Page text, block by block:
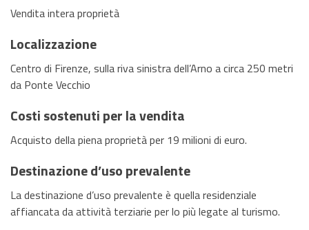
Vendita intera proprietà
Localizzazione
Centro di Firenze, sulla riva sinistra dell’Arno a circa 250 metri
da Ponte Vecchio
Costi sostenuti per la vendita
Acquisto della piena proprietà per 19 milioni di euro.
Destinazione d’uso prevalente
La destinazione d’uso prevalente è quella residenziale
affiancata da attività terziarie per lo più legate al turismo.